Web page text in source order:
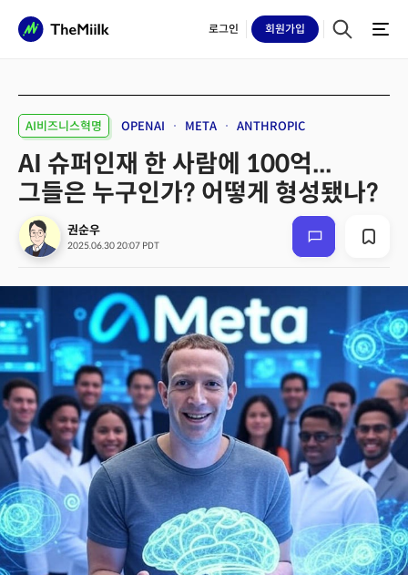
로그인 회원가입
AI비즈니스혁명 OPENAI META ANTHROPIC
AI 슈퍼인재 한 사람에 100억...
그들은 누구인가? 어떻게 형성됐나?
권순우
2025.06.30 20:07 PDT